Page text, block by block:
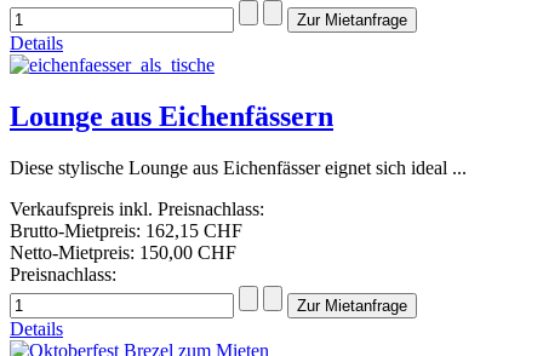
Details
Lounge aus Eichenfässern
Diese stylische Lounge aus Eichenfässer eignet sich ideal ...
Verkaufspreis inkl. Preisnachlass:
Brutto-Mietpreis: 162,15 CHF
Netto-Mietpreis: 150,00 CHF
Preisnachlass:
Details